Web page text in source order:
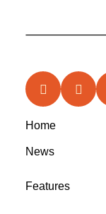
Home
News
Features